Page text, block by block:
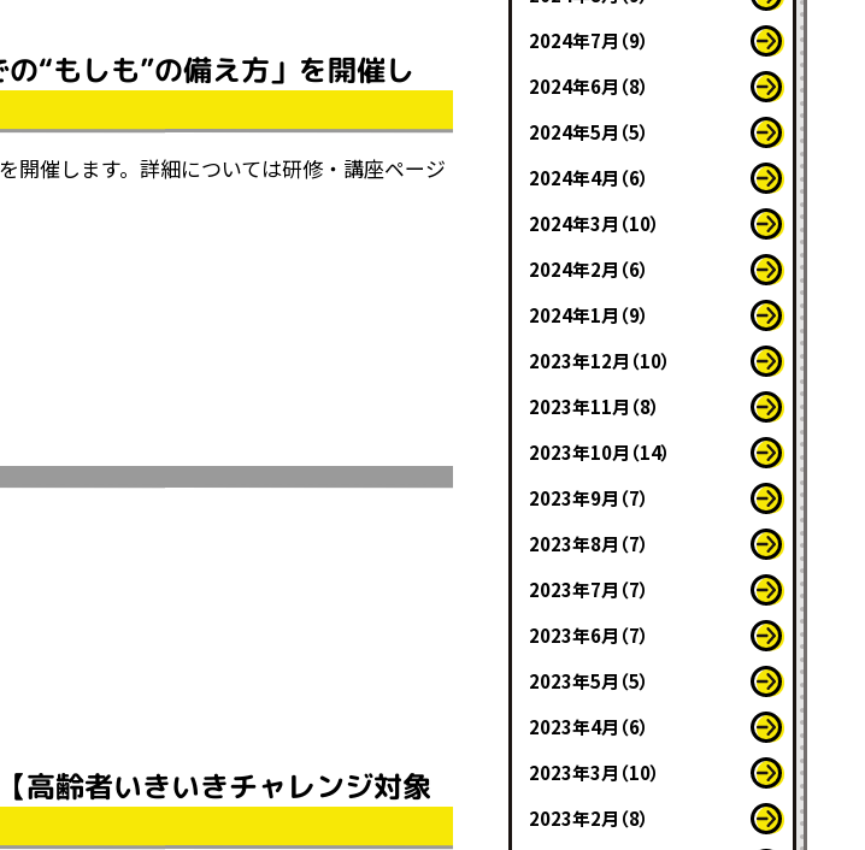
“もしも”の備え方」を開催し
開催します。詳細については研修・講座ページ
高齢者いきいきチャレンジ対象
2024年7月（9）
2024年6月（8）
2024年5月（5）
2024年4月（6）
2024年3月（10）
2024年2月（6）
2024年1月（9）
2023年12月（10）
2023年11月（8）
2023年10月（14）
2023年9月（7）
2023年8月（7）
2023年7月（7）
2023年6月（7）
2023年5月（5）
2023年4月（6）
2023年3月（10）
2023年2月（8）